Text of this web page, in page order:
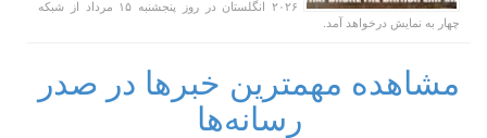
۲۰۲۶ انگلستان در روز پنجشنبه ۱۵ مرداد از شبکه
چهار به نمایش درخواهد آمد.
مشاهده مهمترین خبرها در صدر
رسانه‌ها